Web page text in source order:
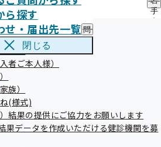
ら探す
せ・届出先一覧 問
い
先
一
覧
閉じる
手
の
（加入者ご本人様）
族）
者ご本人様）
族）
(様式)
結果の提供にご協力をお願いします
果データを作成いただける健診機関を募
向け登録特典につ
「いわて健康経営宣言」にご登録
さま向けに以下のような特典を用